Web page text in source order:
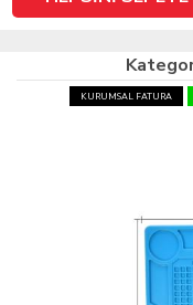
KURUMSAL FATURA HIZLI